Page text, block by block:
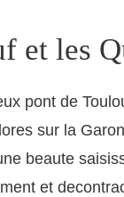
et les
pont de
sur la
beaute
et